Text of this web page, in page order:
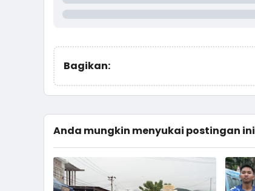
Bagikan:
Anda mungkin menyukai postingan ini